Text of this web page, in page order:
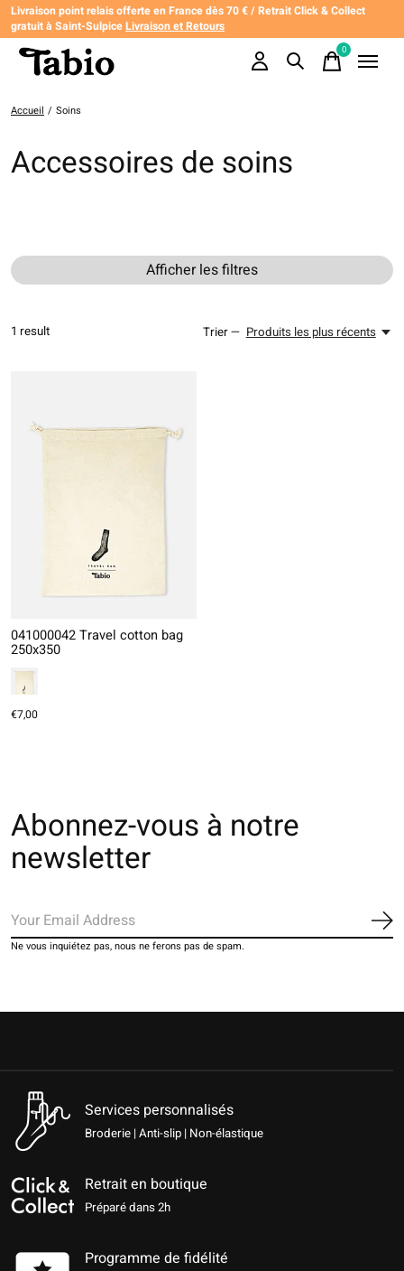
Livraison point relais offerte en France dès 70 € / Retrait Click & Collect
gratuit à Saint-SulpiceLivraison et Retours
0items
Accueil / Soins
Accessoires de soins
Afficher les filtres
1 result Trier — Produits les plus récents
041000042 Travel cotton bag
250x350
€7,00
Abonnez-vous à notre
newsletter
Ne vous inquiétez pas, nous ne ferons pas de spam.
Services personnalisés
Broderie | Anti-slip | Non-élastique
Retrait en boutique
Préparé dans 2h
Programme de fidélité